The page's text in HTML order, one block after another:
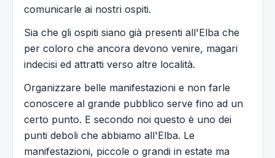
comunicarle ai nostri ospiti.
Sia che gli ospiti siano già presenti all'Elba che
per coloro che ancora devono venire, magari
indecisi ed attratti verso altre località.
Organizzare belle manifestazioni e non farle
conoscere al grande pubblico serve fino ad un
certo punto. E secondo noi questo è uno dei
punti deboli che abbiamo all'Elba. Le
manifestazioni, piccole o grandi in estate ma